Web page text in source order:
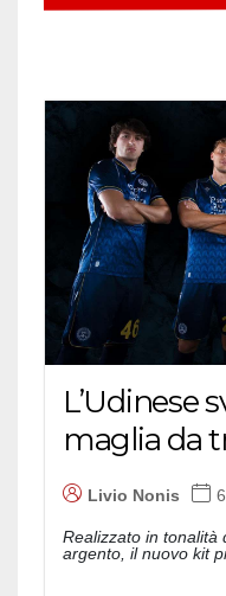
L’Udinese
maglia da
Livio Nonis
Realizzato in tonalità
argento, il nuovo kit